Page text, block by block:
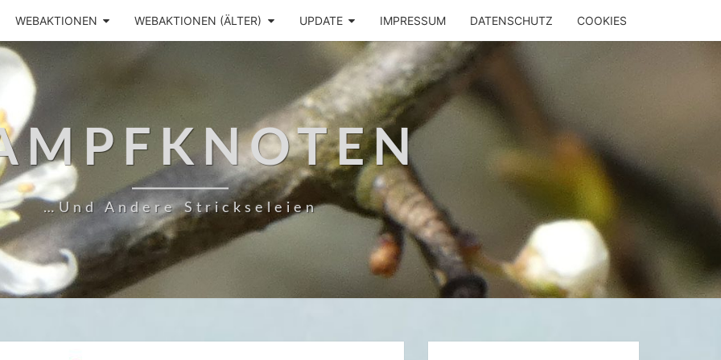
WEBAKTIONEN WEBAKTIONEN (ÄLTER) UPDATE IMPRESSUM DATENSCHUTZ COOKIES
…und Andere Strickseleien